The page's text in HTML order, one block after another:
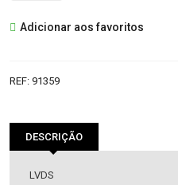
TCON
Adicionar aos favoritos
REF: 91359
DESCRIÇÃO
LVDS